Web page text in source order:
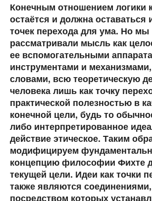
Конечным отношением логики
остаётся и должна оставаться
точек перехода для ума. Но мы
рассматривали мысль как
ее вспомогательными
инструментами и
словами, всю теоретическую
человека лишь как точку
практической полезностью в
конечной цели, будь то
либо интерпретированное
действие этическое. Таким
модифицируем
концепцию философии Фихте
текущей цели. Идеи как точки
также являются соединениями,
посредством которых